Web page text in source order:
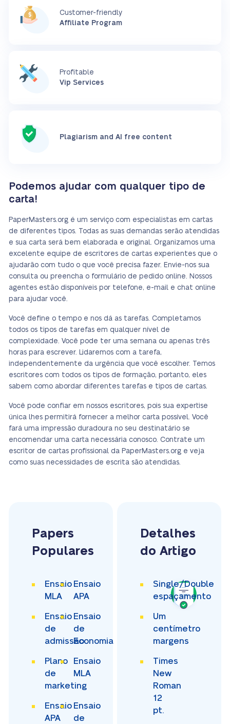
Customer-friendly
Affiliate Program
Profitable
Vip Services
Plagiarism and AI free content
Podemos ajudar com qualquer tipo de
carta!
PaperMasters.org é um serviço com especialistas em cartas
de diferentes tipos. Todas as suas demandas serão atendidas
e sua carta será bem elaborada e original. Organizamos uma
excelente equipe de escritores de cartas experientes que o
ajudarão com tudo o que você precisa fazer. Envie-nos sua
consulta ou preencha o formulário de pedido online. Nossos
agentes estão disponíveis por telefone, e-mail e chat online
para ajudar você.
Você define o tempo e nos dá as tarefas. Completamos
todos os tipos de tarefas em qualquer nível de
complexidade. Você pode ter uma semana ou apenas três
horas para escrever. Lidaremos com a tarefa,
independentemente da urgência que você escolher. Temos
escritores com todos os tipos de formação, portanto, eles
sabem como abordar diferentes tarefas e tipos de cartas.
Você pode confiar em nossos escritores, pois sua expertise
única lhes permitirá fornecer a melhor carta possível. Você
fará uma impressão duradoura no seu destinatário se
encomendar uma carta necessária conosco. Contrate um
escritor de cartas profissional da PaperMasters.org e veja
como suas necessidades de escrita são atendidas.
Papers
Populares
Ensaio
MLA
Ensaio
APA
Ensaio
de
admissão
Ensaio
de
Economia
Plano
de
marketing
Ensaio
MLA
Ensaio
APA
Ensaio
de
Detalhes
do Artigo
Single/Double
espaçamento
Um
centímetro
margens
Times
New
Roman
12
pt.